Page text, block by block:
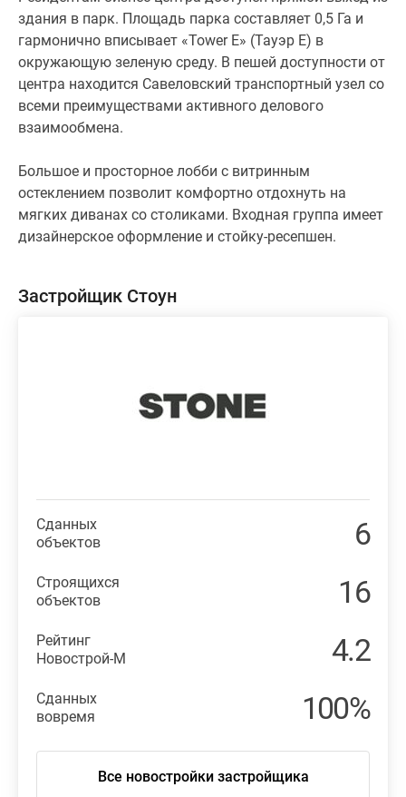
здания в парк. Площадь парка составляет 0,5 Га и
гармонично вписывает «Tower E» (Тауэр Е) в
окружающую зеленую среду. В пешей доступности от
центра находится Савеловский транспортный узел со
всеми преимуществами активного делового
взаимообмена.
Большое и просторное лобби с витринным
остеклением позволит комфортно отдохнуть на
мягких диванах со столиками. Входная группа имеет
дизайнерское оформление и стойку-ресепшен.
Застройщик Стоун
Сданных
объектов
6
Строящихся
объектов
16
Рейтинг
Новострой-М
4.2
Сданных
вовремя
100%
Все новостройки застройщика